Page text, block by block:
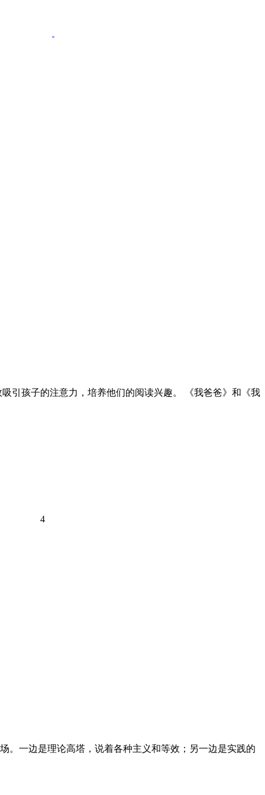
引孩子的注意力，培养他们的阅读兴趣。 《我爸爸》和《我
4
。一边是理论高塔，说着各种主义和等效；另一边是实践的